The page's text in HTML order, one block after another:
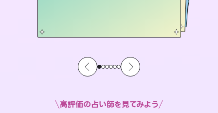
高評価の占い師を見てみよう